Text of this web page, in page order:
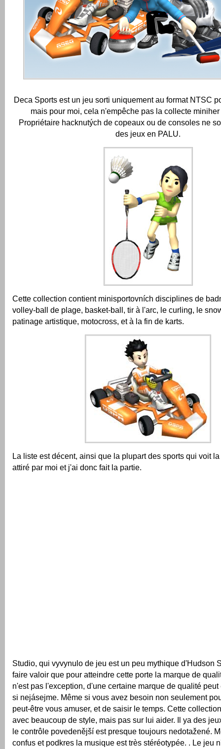
Deca Sports est un jeu sorti uniquement au format NTSC
mais pour moi, cela n'empêche pas la collecte
Propriétaire hacknutých de copeaux ou de consoles ne
des jeux en PALU.
Cette collection contient minisportovních disciplines de
volley-ball de plage, basket-ball, tir à l'arc, le curling, le
patinage artistique, motocross, et à la fin de karts.
La liste est décent, ainsi que la plupart des sports qui voit
attiré par moi et j'ai donc fait la partie.
Studio, qui vyvynulo de jeu est un peu mythique d'Hudson
faire valoir que pour atteindre cette porte la marque de
n'est pas l'exception, d'une certaine marque de qualité peut
si nejásejme. Même si vous avez besoin non seulement
peut-être vous amuser, et de saisir le temps. Cette
avec beaucoup de style, mais pas sur lui aider. Il ya des
le contrôle povedenější est presque toujours nedotažené.
confus et podkres la musique est très stéréotypée. . Le jeu